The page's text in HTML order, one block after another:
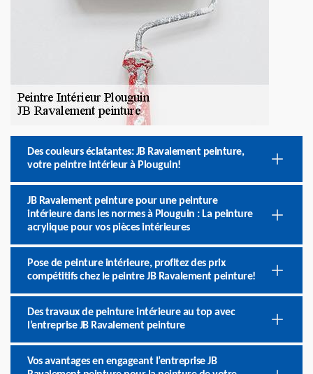
Des couleurs éclatantes: JB Ravalement peinture,
votre peintre intérieur à Plouguin!
JB Ravalement peinture pour une peinture
intérieure dans les normes à Plouguin : La peinture
acrylique pour vos pièces intérieures
Pose de peinture intérieure, profitez des prix
compétitifs chez le peintre JB Ravalement peinture!
Des travaux de peinture intérieure au top avec
l’entreprise JB Ravalement peinture
Vos avantages en engageant l’entreprise JB